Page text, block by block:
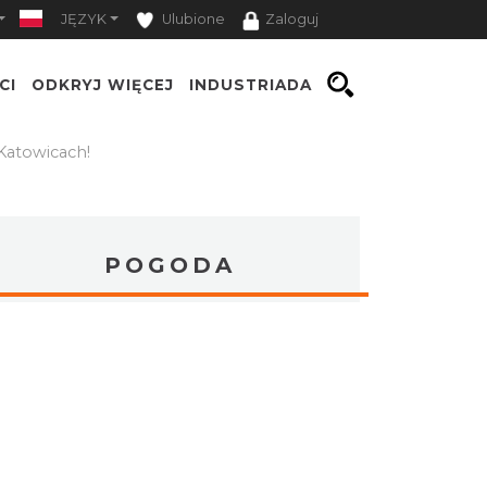
JĘZYK Ulubione Zaloguj
ODKRYJ WIĘCEJ INDUSTRIADA
POGODA